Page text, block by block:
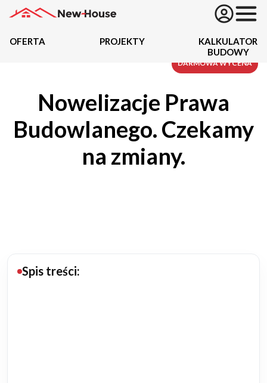
Oferta
Działki
OFERTA PROJEKTY
KALKULATOR
BUDOWY
Nowelizacje Prawa
Budowlanego. Czekamy
na zmiany.
Spis treści:
DARMOWA WYCENA